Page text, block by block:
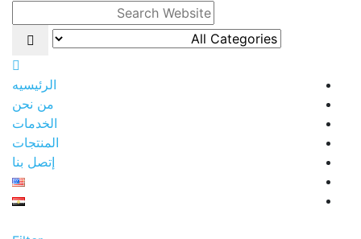
الرئيسيه
من نحن
الخدمات
المنتجات
إتصل بنا